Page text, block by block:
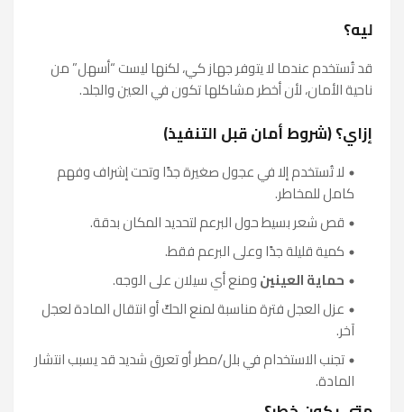
ليه؟
قد تُستخدم عندما لا يتوفر جهاز كي، لكنها ليست “أسهل” من
ناحية الأمان، لأن أخطر مشاكلها تكون في العين والجلد.
إزاي؟ (شروط أمان قبل التنفيذ)
لا تُستخدم إلا في عجول صغيرة جدًا وتحت إشراف وفهم
كامل للمخاطر.
قص شعر بسيط حول البرعم لتحديد المكان بدقة.
كمية قليلة جدًا وعلى البرعم فقط.
حماية العينينومنع أي سيلان على الوجه.
عزل العجل فترة مناسبة لمنع الحكّ أو انتقال المادة لعجل
آخر.
تجنب الاستخدام في بلل/مطر أو تعرق شديد قد يسبب انتشار
المادة.